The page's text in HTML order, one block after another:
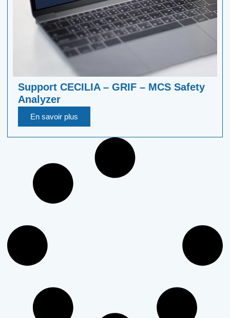
Support CECILIA – GRIF – MCS Safety
Analyzer
En savoir plus